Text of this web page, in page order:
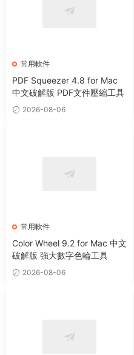
常用軟件
PDF Squeezer 4.8 for Mac
中文破解版 PDF文件壓縮工具
2026-08-06
常用軟件
Color Wheel 9.2 for Mac 中文
破解版 強大數字色輪工具
2026-08-06